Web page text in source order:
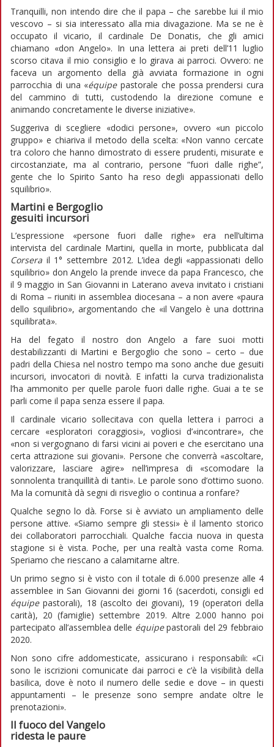
Tranquilli, non intendo dire che il papa – che sarebbe lui il mio
vescovo – si sia interessato alla mia divagazione. Ma se ne è
occupato il vicario, il cardinale De Donatis, che gli amici
chiamano «don Angelo». In una lettera ai preti dell’11 luglio
scorso citava il mio consiglio e lo girava ai parroci. Ovvero: ne
faceva un argomento della già avviata formazione in ogni
parrocchia di una «équipepastorale che possa prendersi cura
del cammino di tutti, custodendo la direzione comune e
animando concretamente le diverse iniziative».
Suggeriva di scegliere «dodici persone», ovvero «un piccolo
gruppo» e chiariva il metodo della scelta: «Non vanno cercate
tra coloro che hanno dimostrato di essere prudenti, misurate e
circostanziate, ma al contrario, persone “fuori dalle righe”,
gente che lo Spirito Santo ha reso degli appassionati dello
squilibrio».
Martini e Bergoglio
gesuiti incursori
L’espressione «persone fuori dalle righe» era nell’ultima
intervista del cardinale Martini, quella in morte, pubblicata dal
Corsera il 1° settembre 2012. L’idea degli «appassionati dello
squilibrio» don Angelo la prende invece da papa Francesco, che
il 9 maggio in San Giovanni in Laterano aveva invitato i cristiani
di Roma – riuniti in assemblea diocesana – a non avere «paura
dello squilibrio», argomentando che «il Vangelo è una dottrina
squilibrata».
Ha del fegato il nostro don Angelo a fare suoi motti
destabilizzanti di Martini e Bergoglio che sono – certo – due
padri della Chiesa nel nostro tempo ma sono anche due gesuiti
incursori, invocatori di novità. E infatti la curva tradizionalista
l’ha ammonito per quelle parole fuori dalle righe. Guai a te se
parli come il papa senza essere il papa.
Il cardinale vicario sollecitava con quella lettera i parroci a
cercare «esploratori coraggiosi», vogliosi d’«incontrare», che
«non si vergognano di farsi vicini ai poveri e che esercitano una
certa attrazione sui giovani». Persone che converrà «ascoltare,
valorizzare, lasciare agire» nell’impresa di «scomodare la
sonnolenta tranquillità di tanti». Le parole sono d’ottimo suono.
Ma la comunità dà segni di risveglio o continua a ronfare?
Qualche segno lo dà. Forse si è avviato un ampliamento delle
persone attive. «Siamo sempre gli stessi» è il lamento storico
dei collaboratori parrocchiali. Qualche faccia nuova in questa
stagione si è vista. Poche, per una realtà vasta come Roma.
Speriamo che riescano a calamitarne altre.
Un primo segno si è visto con il totale di 6.000 presenze alle 4
assemblee in San Giovanni dei giorni 16 (sacerdoti, consigli ed
équipepastorali), 18 (ascolto dei giovani), 19 (operatori della
carità), 20 (famiglie) settembre 2019. Altre 2.000 hanno poi
partecipato all’assemblea delle équipepastorali del 29 febbraio
2020.
Non sono cifre addomesticate, assicurano i responsabili: «Ci
sono le iscrizioni comunicate dai parroci e c’è la visibilità della
basilica, dove è noto il numero delle sedie e dove – in questi
appuntamenti – le presenze sono sempre andate oltre le
prenotazioni».
Il fuoco del Vangelo
ridesta le paure